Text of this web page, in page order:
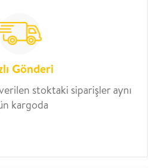
Gönderi
stoktaki siparişler aynı
kargoda